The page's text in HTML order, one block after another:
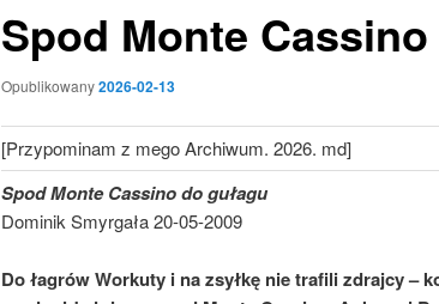
Spod Monte
Opublikowany2026-02-13
[Przypominam z mego Archiwum. 2026. md]
Spod Monte Cassino do gułagu
Dominik Smyrgała 20-05-2009
Do łagrów Workuty i na zsyłkę nie trafili zdrajcy –